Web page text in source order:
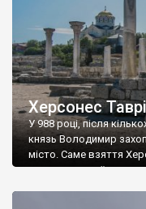
Херсонес
У 988 році, після
князь Володимир
місто. Саме взяття
диктувати свої умови
Херсонесі